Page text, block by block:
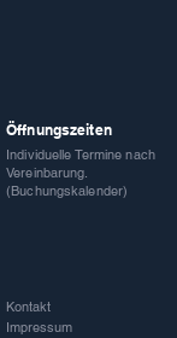
Öffnungszeiten
Individuelle Termine nach
Vereinbarung.
(Buchungskalender)
Kontakt
Impressum